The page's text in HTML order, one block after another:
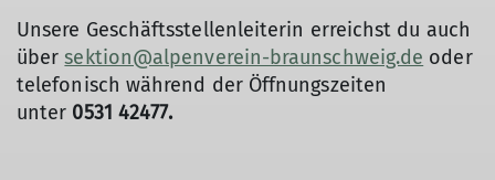
Unsere Geschäftsstellenleiterin erreichst du auch
übersektion@alpenverein-braunschweig.de oder
telefonisch während der Öffnungszeiten
unter 0531 42477.